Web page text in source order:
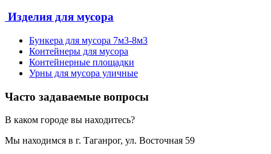
Изделия для мусора
Бункера для мусора 7м3-8м3
Контейнеры для мусора
Контейнерные площадки
Урны для мусора уличные
Часто задаваемые вопросы
В каком городе вы находитесь?
Мы находимся в г. Таганрог, ул. Восточная 59